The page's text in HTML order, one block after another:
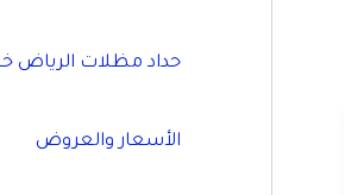
حداد مظلات الرياض خبرة 15
الأسعار والعروض